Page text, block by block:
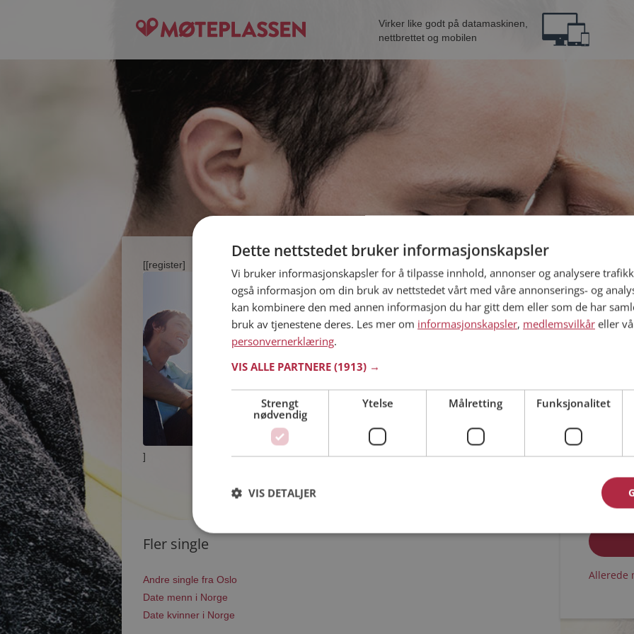
Virker like godt på datamaskinen,
nettbrettet og mobilen
[[register]
]
Fler single
Andre single fra Oslo
Date menn i Norge
Date kvinner i Norge
Jeg er en:
Jeg
Jeg
Allerede
Dette nettstedet bruker informasjonskapsler
Vi bruker informasjonskapsler for å tilpasse innhold, annonser og analysere
også informasjon om din bruk av nettstedet vårt med våre annonserings- og
kan kombinere den med annen informasjon du har gitt dem eller som de har
bruk av tjenestene deres. Les mer om informasjonskapsler, medlemsvilkår eller
personvernerklæring.
VIS ALLE PARTNERE (1913) →
Strengt
nødvendig
Ytelse Målretting Funksjonalitet
VIS DETALJER